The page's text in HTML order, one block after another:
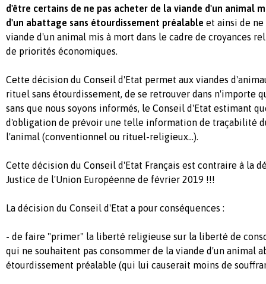
d'être certains de ne pas acheter de la viande d'un animal
d'un abattage sans étourdissement préalable et ainsi de ne
viande d'un animal mis à mort dans le cadre de croyances
de priorités économiques.
Cette décision du Conseil d'Etat permet aux viandes
rituel sans étourdissement, de se retrouver dans n'importe
sans que nous soyons informés, le Conseil d'Etat estimant
d'obligation de prévoir une telle information de traçabilité
l'animal (conventionnel ou rituel-religieux...).
Cette décision du Conseil d'Etat Français est contraire à la
Justice de l'Union Européenne de février 2019 !!!
La décision du Conseil d'Etat a pour conséquences :
- de faire "primer" la liberté religieuse sur la liberté de
qui ne souhaitent pas consommer de la viande d'un animal
étourdissement préalable (qui lui causerait moins de